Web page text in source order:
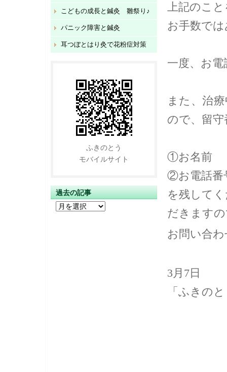
上記のこ
お手数で
一度、お
また、治
ので、留
①お名前
②お電話番
を残して
だきます
お問い合
3月7日
「ふきの
こどもの成長と鍼灸 雛祭り♪
パニック障害と鍼灸
耳つぼとはり灸で花粉症対策
ふきのとう
モバイルサイト
過去の記事